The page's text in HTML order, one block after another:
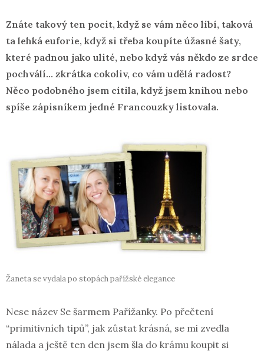
Znáte takový ten pocit, když se vám něco líbí, taková
ta lehká euforie, když si třeba koupíte úžasné šaty,
které padnou jako ulité, nebo když vás někdo ze srdce
pochválí… zkrátka cokoliv, co vám udělá radost?
Něco podobného jsem cítila, když jsem knihou nebo
spíše zápisníkem jedné Francouzky listovala.
Žaneta se vydala po stopách pařížské elegance
Nese název Se šarmem Pařížanky. Po přečtení
“primitivních tipů”, jak zůstat krásná, se mi zvedla
nálada a ještě ten den jsem šla do krámu koupit si